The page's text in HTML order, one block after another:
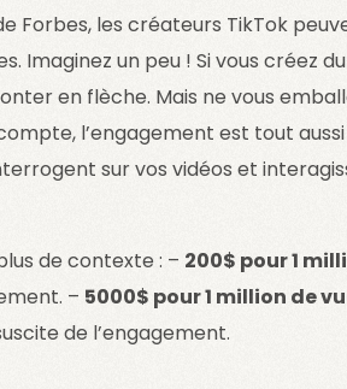
Forbes, les créateurs TikTok
Imaginez un peu ! Si vous créez
en flèche. Mais ne vous
l’engagement est tout
sur vos vidéos et
de contexte : – 200$ pour 1
– 5000$ pour 1 million de
de l’engagement.